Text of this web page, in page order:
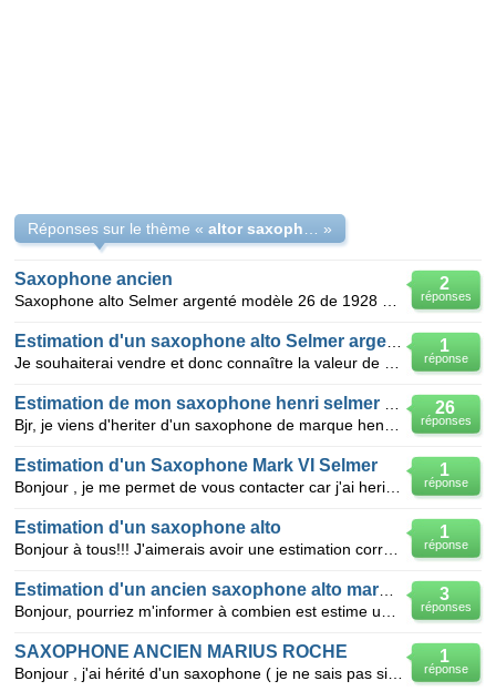
Réponses sur le thème « »
2
réponses
Saxophone ancien
1
réponse
26
réponses
1
réponse
Estimation d'un Saxophone Mark VI Selmer
1
réponse
Estimation d'un saxophone alto
3
réponses
1
réponse
SAXOPHONE ANCIEN MARIUS ROCHE